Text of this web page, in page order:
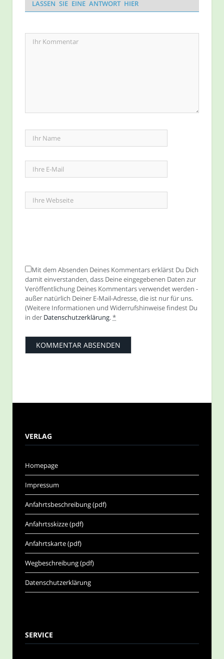
LASSEN SIE EINE ANTWORT HIER
Mit dem Absenden Deines Kommentars erklärst Du Dich
damit einverstanden, dass Deine eingegebenen Daten zur
Veröffentlichung Deines Kommentars verwendet werden -
außer natürlich Deiner E-Mail-Adresse, die ist nur für uns.
(Weitere Informationen und Widerrufshinweise findest Du
in der Datenschutzerklärung.*
VERLAG
Homepage
Impressum
Anfahrtsbeschreibung (pdf)
Anfahrtsskizze (pdf)
Anfahrtskarte (pdf)
Wegbeschreibung (pdf)
Datenschutzerklärung
SERVICE